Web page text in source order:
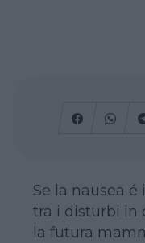
Se la nausea
tra i disturbi in
la futura